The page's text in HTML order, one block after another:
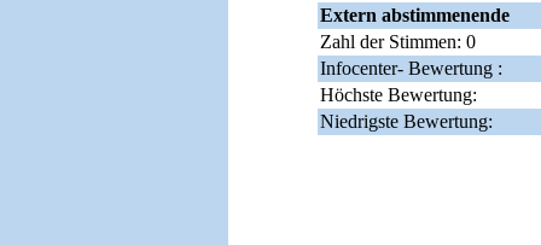
Extern abstimmenende
Zahl der Stimmen: 0
Infocenter- Bewertung :
Höchste Bewertung:
Niedrigste Bewertung: